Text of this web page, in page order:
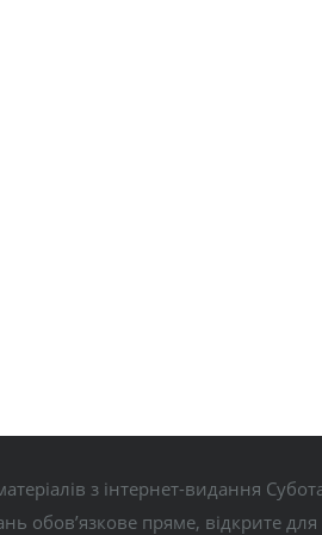
з інтернет-видання
обов’язкове пряме, відкрите